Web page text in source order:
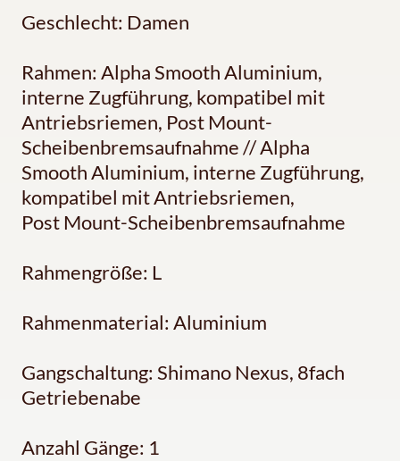
Geschlecht: Damen
Rahmen: Alpha Smooth Aluminium,
interne Zugführung, kompatibel mit
Antriebsriemen, Post Mount-
Scheibenbremsaufnahme // Alpha
Smooth Aluminium, interne Zugführung,
kompatibel mit Antriebsriemen,
Post Mount-Scheibenbremsaufnahme
Rahmengröße: L
Rahmenmaterial: Aluminium
Gangschaltung: Shimano Nexus, 8fach
Getriebenabe
Anzahl Gänge: 1